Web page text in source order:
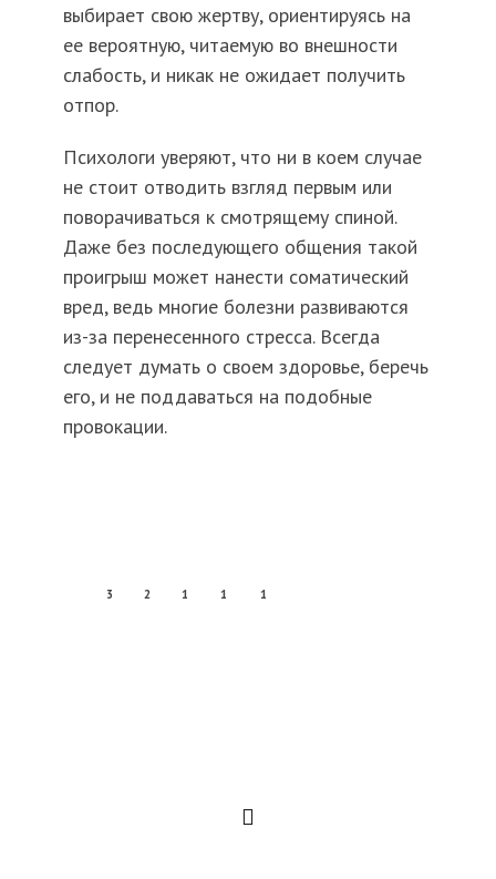
выбирает свою жертву, ориентируясь на
ее вероятную, читаемую во внешности
слабость, и никак не ожидает получить
отпор.
Психологи уверяют, что ни в коем случае
не стоит отводить взгляд первым или
поворачиваться к смотрящему спиной.
Даже без последующего общения такой
проигрыш может нанести соматический
вред, ведь многие болезни развиваются
из-за перенесенного стресса. Всегда
следует думать о своем здоровье, беречь
его, и не поддаваться на подобные
провокации.
3 2 1 1 1